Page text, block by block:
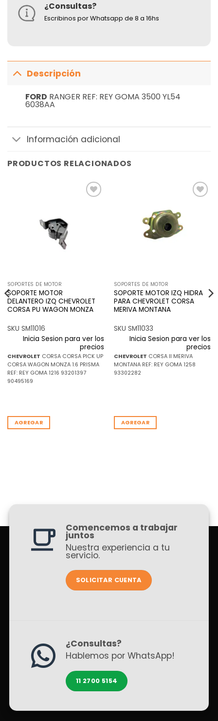
¿Consultas?
Escribinos por Whatsapp de 8 a 16hs
Descripción
FORD RANGER REF: REY GOMA 3500 YL54
6038AA
Información adicional
PRODUCTOS RELACIONADOS
SOPORTES DE MOTOR
SOPORTE MOTOR
DELANTERO IZQ CHEVROLET
CORSA PU WAGON MONZA
SKU SM11016
Inicia Sesion para ver los
precios
CHEVROLET CORSA CORSA PICK UP
CORSA WAGON MONZA 1.6 PRISMA
REF: REY GOMA 1216 93201397
90495169
AGREGAR
SOPORTES DE MOTOR
SOPORTE MOTOR IZQ HIDRA
PARA CHEVROLET CORSA
MERIVA MONTANA
SKU SM11033
Inicia Sesion para ver los
precios
CHEVROLET CORSA II MERIVA
MONTANA REF: REY GOMA 1258
93302282
AGREGAR
Comencemos a trabajar
juntos
Nuestra experiencia a tu
servicio.
SOLICITAR CUENTA
¿Consultas?
Hablemos por WhatsApp!
11 2700 5154